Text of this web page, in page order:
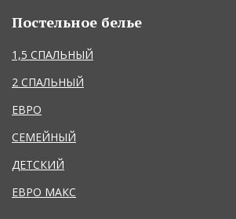
Постельное белье
1,5 СПАЛЬНЫЙ
2 СПАЛЬНЫЙ
ЕВРО
СЕМЕЙНЫЙ
ДЕТСКИЙ
ЕВРО МАКС